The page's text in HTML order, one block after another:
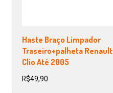
Haste Braço Limpador
Traseiro+palheta Renault
Clio Até 2005
R$49,90